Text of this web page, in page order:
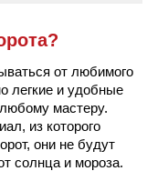
от любимого
легкие и удобные
мастеру.
из которого
они не будут
солнца и мороза.